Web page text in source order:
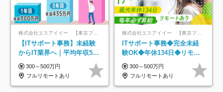
株式会社エスアイイー 【東京プロマーケット上場】
【ITサポート事務】未経験
からIT業界へ｜平均年収517
万円｜ホワイト企業認定｜
年休134日｜リモートOK
300～500万円
フルリモートあり
株式会社エスアイイー 【東京プロマーケット上場】
ITサポート事務◆完全未経
験OK◆年休134日◆リモー
トOK◆残業月7h以下◆賞与
年3回◆5年目まで必ず昇給
300～500万円
フルリモートあり